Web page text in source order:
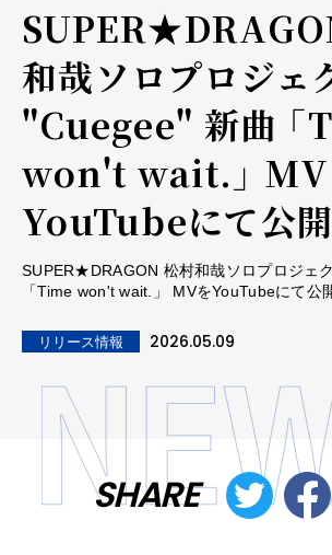
和哉ソロプロジェ
"Cuegee" 新曲 「
won't wait.」 MV
YouTubeにて公
SUPER★DRAGON 松村和哉ソロプロジェ
「Time won't wait.」 MVをYouTubeにて公
リリース情報 2026.05.09
SHARE